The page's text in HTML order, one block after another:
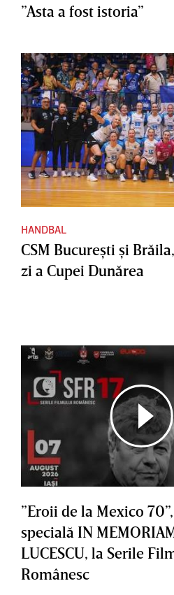
”Asta a fost istoria”
HANDBAL
CSM Bucureşti şi
zi a Cupei Dunărea
”Eroii de la Mexico
specială IN
LUCESCU, la Serile
Românesc